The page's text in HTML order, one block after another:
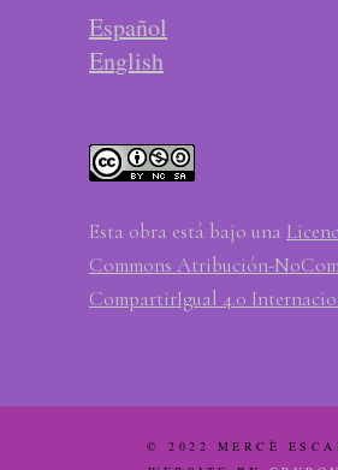
Español
English
Esta obra está bajo una
Commons Atribución-
CompartirIgual 4.0
© 2022 MERCÈ